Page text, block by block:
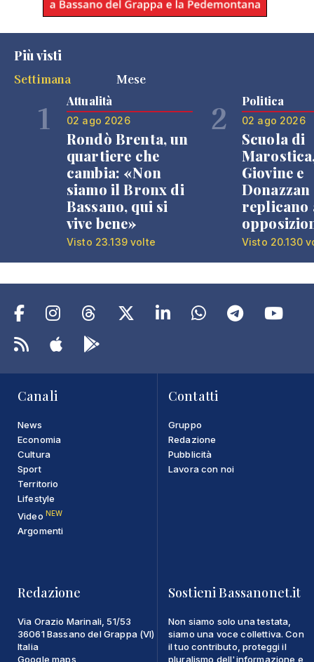
Più visti
Settimana
Mese
1 Attualità
02 ago 2026
Rondò Brenta, un
quartiere che
cambia: «Non
siamo il Bronx di
Bassano, qui si
vive bene»
Visto 23.139 volte
2 Politica
02 ago 2026
Scuola di
Giovine e
Donazzan
replicano
Visto 20.130
Canali
News
Economia
Cultura
Sport
Territorio
Lifestyle
Video NEW
Argomenti
Contatti
Gruppo
Redazione
Pubblicità
Lavora con noi
Redazione
Via Orazio Marinali, 51/53
36061 Bassano del Grappa (VI)
Italia
Google maps
Sostieni Bassanonet.it
Non siamo solo una testata,
siamo una voce collettiva. Con
il tuo contributo, proteggi il
pluralismo dell'informazione e